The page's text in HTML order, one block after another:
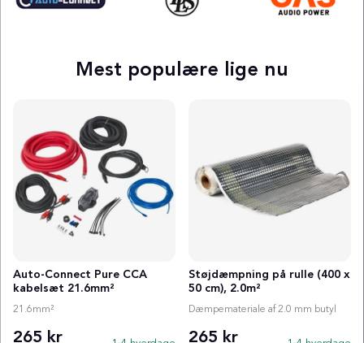
Mest populære lige nu
Auto-Connect Pure CCA
kabelsæt 21.6mm²
21.6mm²
265 kr
Støjdæmpning på rulle (400 x
50 cm), 2.0m²
Dæmpemateriale af 2.0 mm butyl
265 kr